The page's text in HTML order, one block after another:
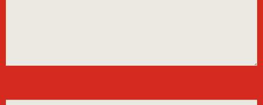
leave